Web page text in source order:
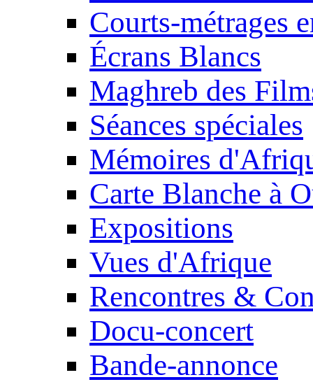
Courts-métrages
Écrans Blancs
Maghreb des
Séances spéciales
Mémoires
Carte Blanche à
Expositions
Vues d'Afrique
Rencontres &
Docu-concert
Bande-annonce